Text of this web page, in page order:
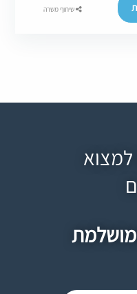
שיתוף משרה
למצוא